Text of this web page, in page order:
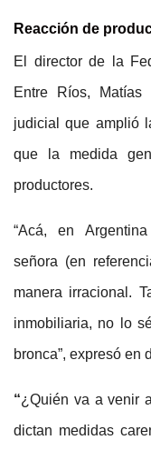
Reacción de
El director de la
Entre Ríos, Matías
judicial que amplió
que la medida
productores.
“Acá, en
señora (en
manera irracional.
inmobiliaria, no lo
bronca”, expresó en
“¿Quién va a venir
dictan medidas